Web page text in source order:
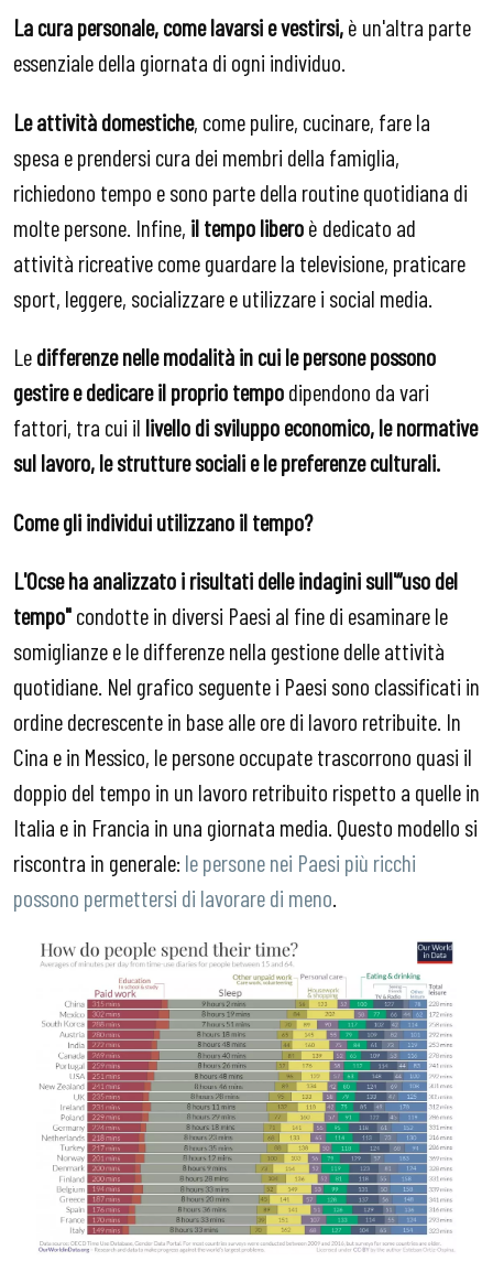
La cura personale, come lavarsi e vestirsi,è un'altra parte
essenziale della giornata di ogni individuo.
Le attività domestiche, come pulire, cucinare, fare la
spesa e prendersi cura dei membri della famiglia,
richiedono tempo e sono parte della routine quotidiana di
molte persone. Infine, il tempo liberoè dedicato ad
attività ricreative come guardare la televisione, praticare
sport, leggere, socializzare e utilizzare i social media.
Ledifferenze nelle modalità in cui le persone possono
gestire e dedicare il proprio tempodipendono da vari
fattori, tra cui il livello di sviluppo economico, le normative
sul lavoro, le strutture sociali e le preferenze culturali.
Come gli individui utilizzano il tempo?
L'Ocse ha analizzato i risultati delle indagini sull'“uso del
tempo"condotte in diversi Paesi al fine di esaminare le
somiglianze e le differenze nella gestione delle attività
quotidiane. Nel grafico seguente i Paesi sono classificati in
ordine decrescente in base alle ore di lavoro retribuite. In
Cina e in Messico, le persone occupate trascorrono quasi il
doppio del tempo in un lavoro retribuito rispetto a quelle in
Italia e in Francia in una giornata media. Questo modello si
riscontra in generale: le persone nei Paesi più ricchi
possono permettersi di lavorare di meno.